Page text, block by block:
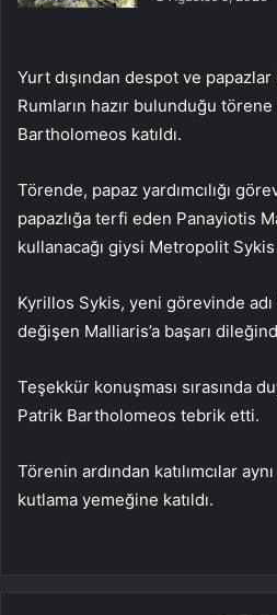
Yurt dışından despot ve
Rumların hazır bulunduğu
Bartholomeos katıldı.
Törende, papaz yardımcılığı
papazlığa terfi eden Panayiotis
kullanacağı giysi Metropolit
Kyrillos Sykis, yeni görevinde
değişen Malliaris’a başarı
Teşekkür konuşması sırasında
Patrik Bartholomeos tebrik etti.
Törenin ardından katılımcılar
kutlama yemeğine katıldı.